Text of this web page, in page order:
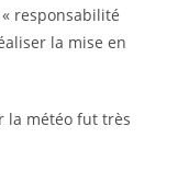
responsabilité
la mise en
la météo fut très